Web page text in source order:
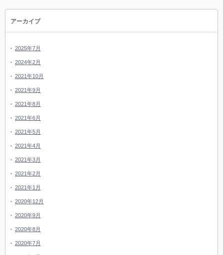
アーカイブ
2025年7月
2024年2月
2021年10月
2021年9月
2021年8月
2021年6月
2021年5月
2021年4月
2021年3月
2021年2月
2021年1月
2020年12月
2020年9月
2020年8月
2020年7月